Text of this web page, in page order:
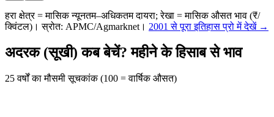
हरा क्षेत्र = मासिक न्यूनतम–अधिकतम दायरा; रेखा = मासिक औसत भाव (₹/
क्विंटल)। स्रोत: APMC/Agmarknet। 2001 से पूरा इतिहास प्रो में देखें →
अदरक (सूखी) कब बेचें? महीने के हिसाब से भाव
25 वर्षों का मौसमी सूचकांक (100 = वार्षिक औसत)